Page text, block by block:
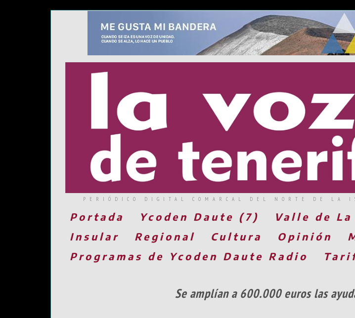
PERIÓDICO DIGITAL COMARCAL DEL NORTE DE LA
Portada Ycoden Daute (7) Valle de
Insular
Regional Cultura Opinión
Programas de Ycoden Daute Radio
Se amplían a 600.000 euros las